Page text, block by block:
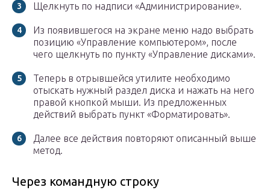
Щелкнуть по надписи «Администрирование».
Из появившегося на экране меню надо выбрать
позицию «Управление компьютером», после
чего щелкнуть по пункту «Управление дисками».
Теперь в отрывшейся утилите необходимо
отыскать нужный раздел диска и нажать на него
правой кнопкой мыши. Из предложенных
действий выбрать пункт «Форматировать».
Далее все действия повторяют описанный выше
метод.
Через командную строку